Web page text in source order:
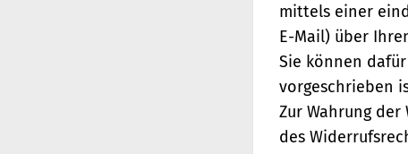
mittels einer
E-Mail) über
Sie können
vorgeschrieben
Zur Wahrung
des